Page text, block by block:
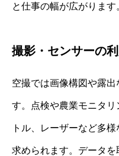
と仕事の幅が広がります
撮影・センサーの
空撮では画像構図や露
す。点検や農業モニタ
トル、レーザーなど多
求められます。データ